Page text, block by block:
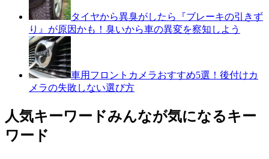
タイヤから異臭がしたら『ブレーキの引きず
り』が原因かも！臭いから車の異変を察知しよう
車用フロントカメラおすすめ5選！後付けカ
メラの失敗しない選び方
人気キーワードみんなが気になるキー
ワード